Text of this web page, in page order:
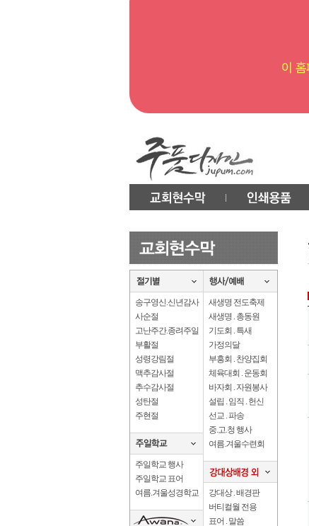
송구영신.신년감사
사순절
고난주간.종려주일
부활절
성령강림절
맥추감사절
추수감사절
성탄절
주현절
주일학교 행사
주일학교 표어
여름.겨울성경학교
새생명 전도축제
새생명 . 총동원
기도회 . 특새
가정의달
부흥회 . 찬양집회
체육대회 . 운동회
바자회 . 자원봉사
설립 . 임직 . 헌신
선교 . 파송
중.고.청 행사
여름.겨울수련회
강대상 . 배경판
버티컬월 전용
표어 . 말씀